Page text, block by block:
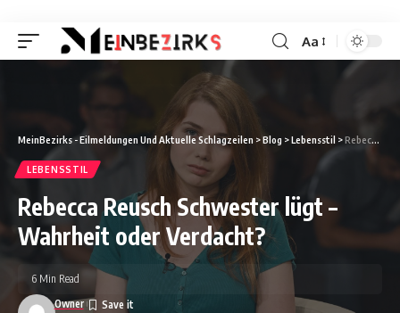
Font
Aa
MeinBezirks - Eilmeldungen Und Aktuelle Schlagzeilen >Blog >Lebensstil >Rebecca Reusch Schwester lügt – Wahrheit oder Verdacht?
LEBENSSTIL
Rebecca Reusch Schwester lügt –
Wahrheit oder Verdacht?
Owner
6 Min Read